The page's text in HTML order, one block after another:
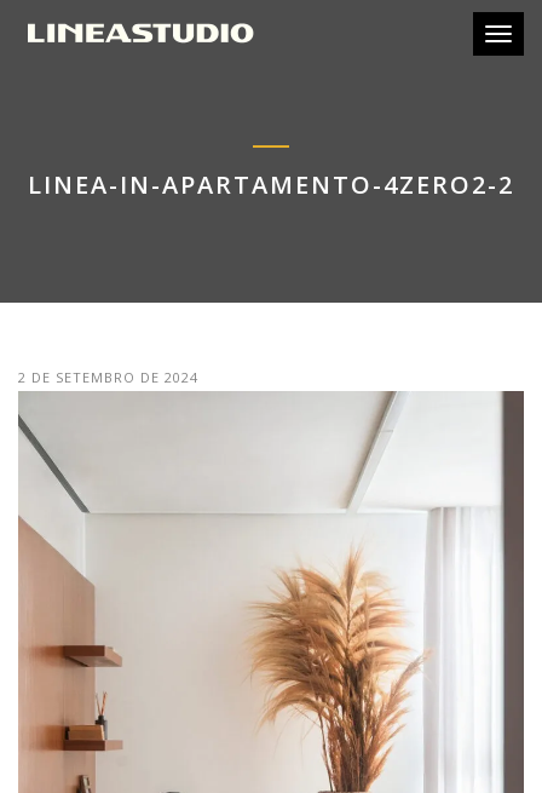
LINEA-IN-APARTAMENTO-4ZERO2-2
2 DE SETEMBRO DE 2024